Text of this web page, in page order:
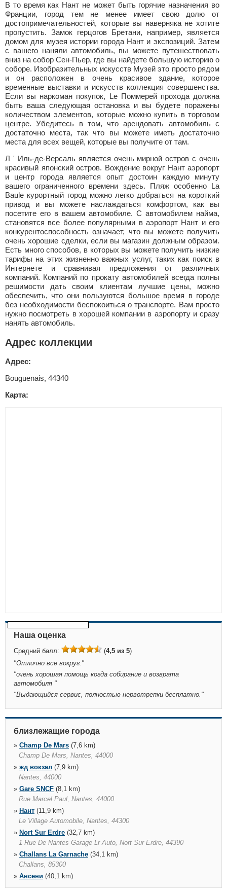
В то время как Нант не может быть горячие назначения во
Франции, город тем не менее имеет свою долю от
достопримечательностей, которые вы наверняка не хотите
пропустить. Замок герцогов Бретани, например, является
домом для музея истории города Нант и экспозиций. Затем
с вашего наняли автомобиль, вы можете путешествовать
вниз на собор Сен-Пьер, где вы найдете большую историю о
соборе. Изобразительных искусств Музей это просто рядом
и он расположен в очень красивое здание, которое
временные выставки и искусств коллекция совершенства.
Если вы наркоман покупок, Le Поммерей прохода должна
быть ваша следующая остановка и вы будете поражены
количеством элементов, которые можно купить в торговом
центре. Убедитесь в том, что арендовать автомобиль с
достаточно места, так что вы можете иметь достаточно
места для всех вещей, которые вы получите от там.
Л ' Иль-де-Версаль является очень мирной остров с очень
красивый японский остров. Вождение вокруг Нант аэропорт
и центр города является опыт достоин каждую минуту
вашего ограниченного времени здесь. Пляж особенно La
Baule курортный город можно легко добраться на короткий
привод и вы можете наслаждаться комфортом, как вы
посетите его в вашем автомобиле. С автомобилем найма,
становятся все более популярными в аэропорт Нант и его
конкурентоспособность означает, что вы можете получить
очень хорошие сделки, если вы магазин должным образом.
Есть много способов, в которых вы можете получить низкие
тарифы на этих жизненно важных услуг, таких как поиск в
Интернете и сравнивая предложения от различных
компаний. Компаний по прокату автомобилей всегда полны
решимости дать своим клиентам лучшие цены, можно
обеспечить, что они пользуются большое время в городе
без необходимости беспокоиться о транспорте. Вам просто
нужно посмотреть в хорошей компании в аэропорту и сразу
нанять автомобиль.
Адрес коллекции
Адрес:
Bouguenais, 44340
Карта:
Наша оценка
Средний балл: (4,5 из 5)
"Отлично все вокруг. "
"очень хорошая помощь когда собирание и возврата
автомобиля "
"Выдающийся сервис, полностью нервотрепки бесплатно. "
близлежащие города
» Champ De Mars (7,6 km)
Champ De Mars, Nantes, 44000
» жд вокзал (7,9 km)
Nantes, 44000
» Gare SNCF (8,1 km)
Rue Marcel Paul, Nantes, 44000
» Нант (11,9 km)
Le Village Automobile, Nantes, 44300
» Nort Sur Erdre (32,7 km)
1 Rue De Nantes Garage Lr Auto, Nort Sur Erdre, 44390
» Challans La Garnache (34,1 km)
Challans, 85300
» Ансени (40,1 km)
Ancenis, 44150